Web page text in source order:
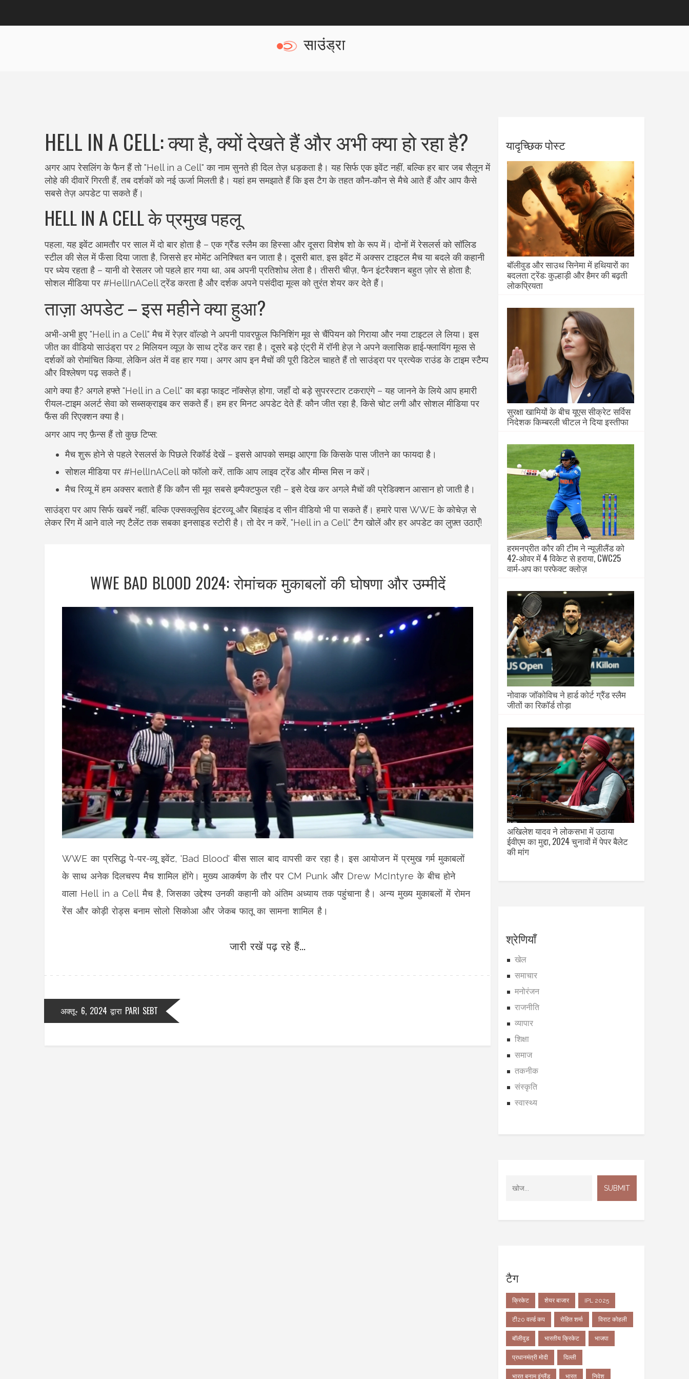
HELL IN A CELL: क्या है, क्यों देखते हैं और अभी क्या हो रहा है?
अगर आप रेसलिंग के फैन हैं तो "Hell in a Cell" का नाम सुनते ही दिल तेज़ धड़कता है। यह सिर्फ एक इवेंट नहीं, बल्कि हर बार जब सैलून में
लोहे की दीवारें गिरती हैं, तब दर्शकों को नई ऊर्जा मिलती है। यहां हम समझाते हैं कि इस टैग के तहत कौन‑कौन से मैचे आते हैं और आप कैसे
सबसे तेज़ अपडेट पा सकते हैं।
HELL IN A CELL के प्रमुख पहलू
पहला, यह इवेंट आमतौर पर साल में दो बार होता है – एक ग्रैंड स्लैम का हिस्सा और दूसरा विशेष शो के रूप में। दोनों में रेसलर्स को सॉलिड
स्टील की सेल में फँसा दिया जाता है, जिससे हर मोमेंट अनिश्चित बन जाता है। दूसरी बात, इस इवेंट में अक्सर टाइटल मैच या बदले की कहानी
पर ध्येय रहता है – यानी वो रेसलर जो पहले हार गया था, अब अपनी प्रतिशोध लेता है। तीसरी चीज़, फैन इंटरैक्शन बहुत ज़ोर से होता है;
सोशल मीडिया पर #HellInACell ट्रेंड करता है और दर्शक अपने पसंदीदा मूव्स को तुरंत शेयर कर देते हैं।
ताज़ा अपडेट – इस महीने क्या हुआ?
अभी-अभी हुए "Hell in a Cell" मैच में रेज़र वॉल्डो ने अपनी पावरफ़ुल फिनिशिंग मूव से चैंपियन को गिराया और नया टाइटल ले लिया। इस
जीत का वीडियो साउंड्रा पर 2 मिलियन व्यूज़ के साथ ट्रेंड कर रहा है। दूसरे बड़े एंट्री में रॉनी हेज़ ने अपने क्लासिक हाई‑फ्लायिंग मूव्स से
दर्शकों को रोमांचित किया, लेकिन अंत में वह हार गया। अगर आप इन मैचों की पूरी डिटेल चाहते हैं तो साउंड्रा पर प्रत्येक राउंड के टाइम स्टैम्प
और विश्लेषण पढ़ सकते हैं।
आगे क्या है? अगले हफ्ते "Hell in a Cell" का बड़ा फाइट नॉक्सेज़ होगा, जहाँ दो बड़े सुपरस्टार टकराएंगे – यह जानने के लिये आप हमारी
रीयल‑टाइम अलर्ट सेवा को सब्सक्राइब कर सकते हैं। हम हर मिनट अपडेट देते हैं: कौन जीत रहा है, किसे चोट लगी और सोशल मीडिया पर
फैंस की रिएक्शन क्या है।
अगर आप नए फ़ैन्स हैं तो कुछ टिप्स:
मैच शुरू होने से पहले रेसलर्स के पिछले रिकॉर्ड देखें – इससे आपको समझ आएगा कि किसके पास जीतने का फायदा है।
सोशल मीडिया पर #HellInACell को फॉलो करें, ताकि आप लाइव ट्रेंड और मीम्स मिस न करें।
मैच रिव्यू में हम अक्सर बताते हैं कि कौन सी मूव सबसे इम्पैक्टफुल रही – इसे देख कर अगले मैचों की प्रेडिक्शन आसान हो जाती है।
साउंड्रा पर आप सिर्फ खबरें नहीं, बल्कि एक्सक्लूसिव इंटरव्यू और बिहाइंड द सीन वीडियो भी पा सकते हैं। हमारे पास WWE के कोचेज़ से
लेकर रिंग में आने वाले नए टैलेंट तक सबका इनसाइड स्टोरी है। तो देर न करें, "Hell in a Cell" टैग खोलें और हर अपडेट का लुफ़्त उठाएँ!
WWE BAD BLOOD 2024: रोमांचक मुकाबलों की घोषणा और उम्मीदें
WWE का प्रसिद्ध पे-पर-व्यू इवेंट, 'Bad Blood' बीस साल बाद वापसी कर रहा है। इस आयोजन में प्रमुख गर्म मुकाबलों
के साथ अनेक दिलचस्प मैच शामिल होंगे। मुख्य आकर्षण के तौर पर CM Punk और Drew McIntyre के बीच होने
वाला Hell in a Cell मैच है, जिसका उद्देश्य उनकी कहानी को अंतिम अध्याय तक पहुंचाना है। अन्य मुख्य मुकाबलों में रोमन
रेंस और कोड़ी रोड्स बनाम सोलो सिकोआ और जेकब फातू का सामना शामिल है।
जारी रखें पढ़ रहे हैं...
अक्तू॰ 6, 2024 द्वारा PARI SEBT
यादृच्छिक पोस्ट
बॉलीवुड और साउथ सिनेमा में हथियारों का
बदलता ट्रेंड: कुल्हाड़ी और हैमर की बढ़ती
लोकप्रियता
सुरक्षा खामियों के बीच यूएस सीक्रेट सर्विस
निदेशक किम्बरली चीटल ने दिया इस्तीफा
हरमनप्रीत कौर की टीम ने न्यूज़ीलैंड को
42‑ओवर में 4 विकेट से हराया, CWC25
वार्म‑अप का परफेक्ट क्लोज़
नोवाक जॉकोविच ने हार्ड कोर्ट ग्रैंड स्लैम
जीतों का रिकॉर्ड तोड़ा
अखिलेश यादव ने लोकसभा में उठाया
ईवीएम का मुद्दा, 2024 चुनावों में पेपर बैलेट
की मांग
श्रेणियाँ
खेल
समाचार
मनोरंजन
राजनीति
व्यापार
शिक्षा
समाज
तकनीक
संस्कृति
स्वास्थ्य
टैग
क्रिकेट शेयर बाजार IPL 2025
टी20 वर्ल्ड कप रोहित शर्मा विराट कोहली
बॉलीवुड भारतीय क्रिकेट भाजपा
प्रधानमंत्री मोदी दिल्ली
भारत बनाम इंग्लैंड भारत निवेश